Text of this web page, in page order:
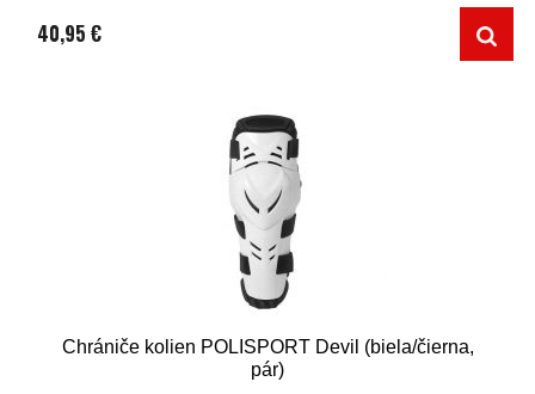
40,95 €
Chrániče kolien POLISPORT Devil (biela/čierna,
pár)